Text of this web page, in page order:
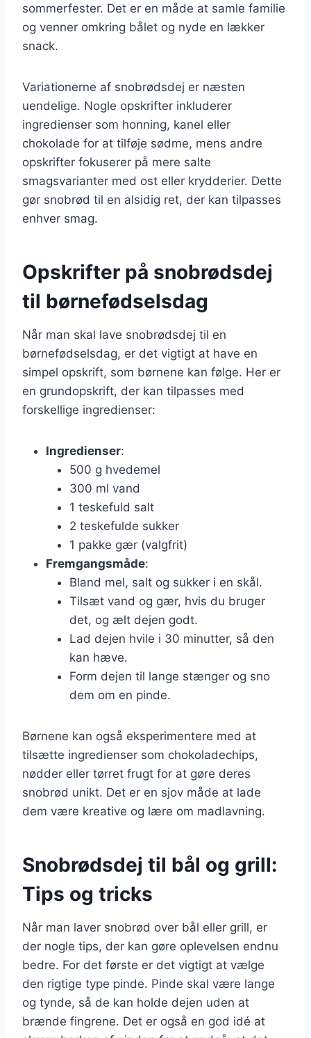
sommerfester. Det er en måde at samle familie
og venner omkring bålet og nyde en lækker
snack.
Variationerne af snobrødsdej er næsten
uendelige. Nogle opskrifter inkluderer
ingredienser som honning, kanel eller
chokolade for at tilføje sødme, mens andre
opskrifter fokuserer på mere salte
smagsvarianter med ost eller krydderier. Dette
gør snobrød til en alsidig ret, der kan tilpasses
enhver smag.
Opskrifter på snobrødsdej
til børnefødselsdag
Når man skal lave snobrødsdej til en
børnefødselsdag, er det vigtigt at have en
simpel opskrift, som børnene kan følge. Her er
en grundopskrift, der kan tilpasses med
forskellige ingredienser:
Ingredienser:
500 g hvedemel
300 ml vand
1 teskefuld salt
2 teskefulde sukker
1 pakke gær (valgfrit)
Fremgangsmåde:
Bland mel, salt og sukker i en skål.
Tilsæt vand og gær, hvis du bruger
det, og ælt dejen godt.
Lad dejen hvile i 30 minutter, så den
kan hæve.
Form dejen til lange stænger og sno
dem om en pinde.
Børnene kan også eksperimentere med at
tilsætte ingredienser som chokoladechips,
nødder eller tørret frugt for at gøre deres
snobrød unikt. Det er en sjov måde at lade
dem være kreative og lære om madlavning.
Snobrødsdej til bål og grill:
Tips og tricks
Når man laver snobrød over bål eller grill, er
der nogle tips, der kan gøre oplevelsen endnu
bedre. For det første er det vigtigt at vælge
den rigtige type pinde. Pinde skal være lange
og tynde, så de kan holde dejen uden at
brænde fingrene. Det er også en god idé at